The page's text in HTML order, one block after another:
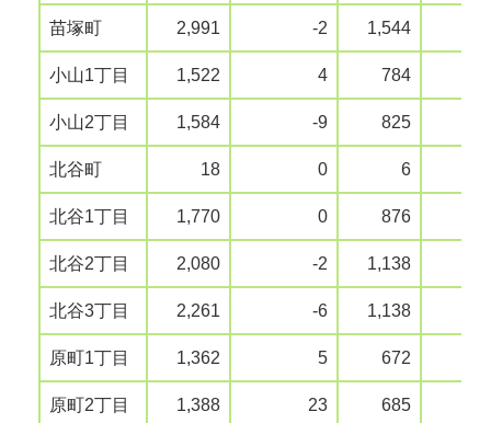
苗塚町 2,991 -2 1,544
小山1丁目 1,522 4 784
小山2丁目 1,584 -9 825
北谷町 18 0 6
北谷1丁目 1,770 0 876
北谷2丁目 2,080 -2 1,138
北谷3丁目 2,261 -6 1,138
原町1丁目 1,362 5 672
原町2丁目 1,388 23 685